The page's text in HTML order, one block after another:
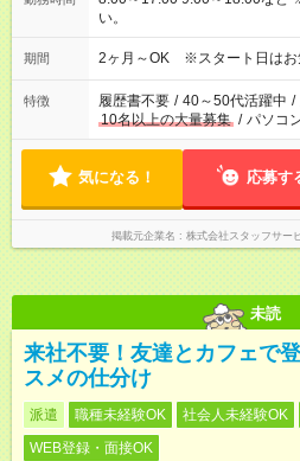
い。
期間 2ヶ月～OK ※スタート日はお
特徴 履歴書不要 / 40～50代活躍中 /
10名以上の大量募集 / パソコ
気になる！ 応募す
掲載元企業名 株式会社スタッフサ
未読
来社不要！友達とカフェで
スメの仕分け
派遣 職種未経験OK 社会人未経験OK
WEB登録・面接OK